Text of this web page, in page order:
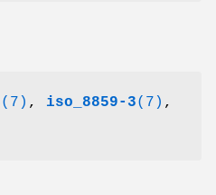
(7) , iso_8859-3(7) ,